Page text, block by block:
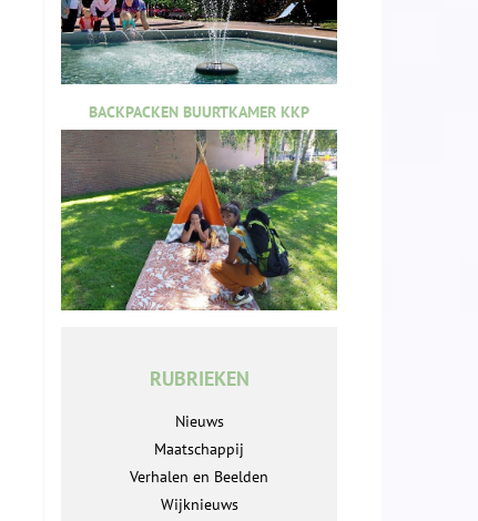
BACKPACKEN BUURTKAMER KKP
RUBRIEKEN
Nieuws
Maatschappij
Verhalen en Beelden
Wijknieuws